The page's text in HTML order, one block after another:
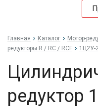
Главная Каталог Мотор-
редукторы R / RC / RCF
1Ц2У-
редуктор